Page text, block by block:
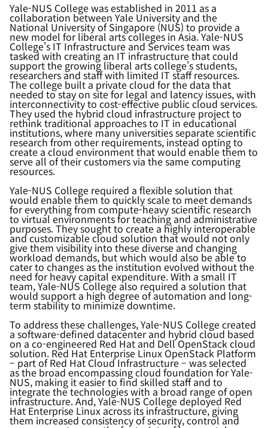
Yale-NUS College was established in 2011 as a
collaboration between Yale University and the
National University of Singapore (NUS) to provide a
new model for liberal arts colleges in Asia. Yale-NUS
College's IT Infrastructure and Services team was
tasked with creating an IT infrastructure that could
support the growing liberal arts college's students,
researchers and staff with limited IT staff resources.
The college built a private cloud for the data that
needed to stay on site for legal and latency issues, with
interconnectivity to cost-effective public cloud services.
They used the hybrid cloud infrastructure project to
rethink traditional approaches to IT in educational
institutions, where many universities separate scientific
research from other requirements, instead opting to
create a cloud environment that would enable them to
serve all of their customers via the same computing
resources.
Yale-NUS College required a flexible solution that
would enable them to quickly scale to meet demands
for everything from compute-heavy scientific research
to virtual environments for teaching and administrative
purposes. They sought to create a highly interoperable
and customizable cloud solution that would not only
give them visibility into these diverse and changing
workload demands, but which would also be able to
cater to changes as the institution evolved without the
need for heavy capital expenditure. With a small IT
team, Yale-NUS College also required a solution that
would support a high degree of automation and long-
term stability to minimize downtime.
To address these challenges, Yale-NUS College created
a software-defined datacenter and hybrid cloud based
on a co-engineered Red Hat and Dell OpenStack cloud
solution. Red Hat Enterprise Linux OpenStack Platform
– part of Red Hat Cloud Infrastructure – was selected
as the broad encompassing cloud foundation for Yale-
NUS, making it easier to find skilled staff and to
integrate the technologies with a broad range of open
infrastructure. And, Yale-NUS College deployed Red
Hat Enterprise Linux across its infrastructure, giving
them increased consistency of security, control and